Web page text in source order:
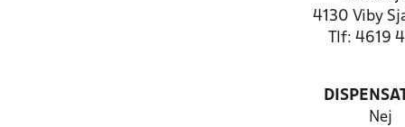
4130 Viby
Tlf: 4619
Nej